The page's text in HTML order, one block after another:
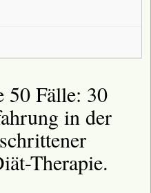
50 Fälle: 30
in der
Therapie.